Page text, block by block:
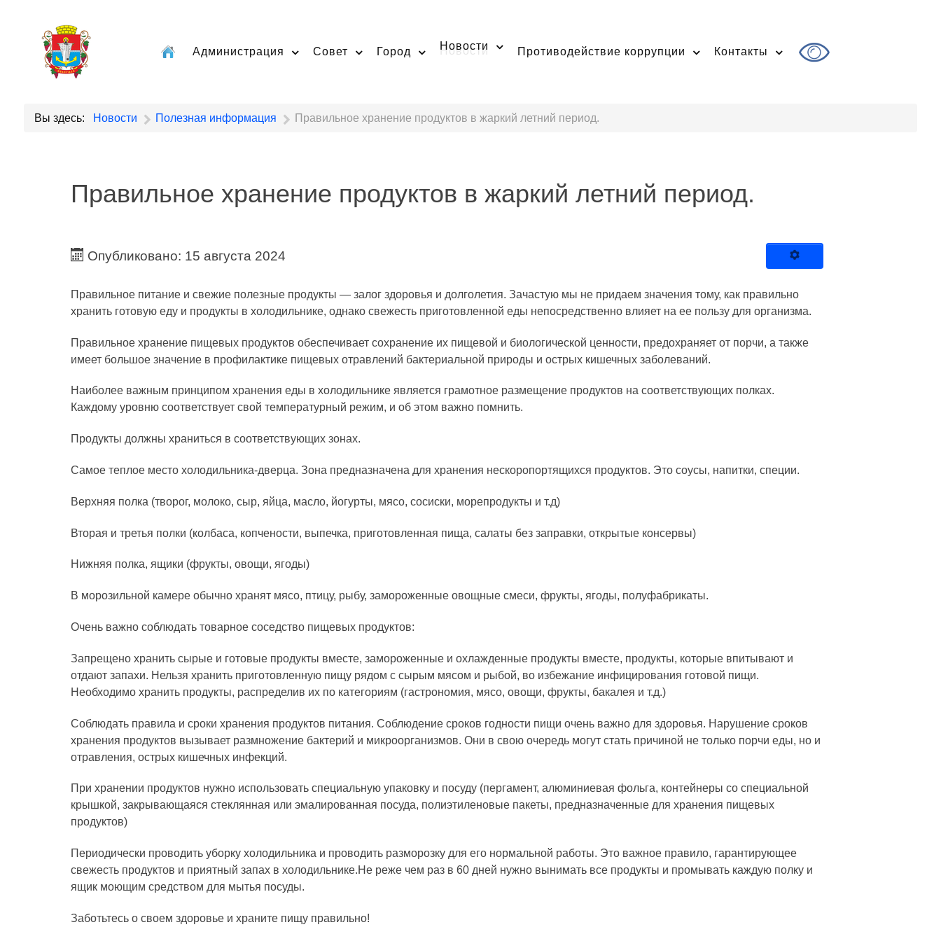
Администрация Совет Город Новости Противодействие коррупции Контакты
Вы здесь: Новости Полезная информация Правильное хранение продуктов в жаркий летний период.
Правильное хранение продуктов в жаркий летний период.
Опубликовано: 15 августа 2024
Правильное питание и свежие полезные продукты — залог здоровья и долголетия. Зачастую мы не придаем значения тому, как правильно
хранить готовую еду и продукты в холодильнике, однако свежесть приготовленной еды непосредственно влияет на ее пользу для организма.
Правильное хранение пищевых продуктов обеспечивает сохранение их пищевой и биологической ценности, предохраняет от порчи, а также
имеет большое значение в профилактике пищевых отравлений бактериальной природы и острых кишечных заболеваний.
Наиболее важным принципом хранения еды в холодильнике является грамотное размещение продуктов на соответствующих полках.
Каждому уровню соответствует свой температурный режим, и об этом важно помнить.
Продукты должны храниться в соответствующих зонах.
Самое теплое место холодильника-дверца. Зона предназначена для хранения нескоропортящихся продуктов. Это соусы, напитки, специи.
Верхняя полка (творог, молоко, сыр, яйца, масло, йогурты, мясо, сосиски, морепродукты и т.д)
Вторая и третья полки (колбаса, копчености, выпечка, приготовленная пища, салаты без заправки, открытые консервы)
Нижняя полка, ящики (фрукты, овощи, ягоды)
В морозильной камере обычно хранят мясо, птицу, рыбу, замороженные овощные смеси, фрукты, ягоды, полуфабрикаты.
Очень важно соблюдать товарное соседство пищевых продуктов:
Запрещено хранить сырые и готовые продукты вместе, замороженные и охлажденные продукты вместе, продукты, которые впитывают и
отдают запахи. Нельзя хранить приготовленную пищу рядом с сырым мясом и рыбой, во избежание инфицирования готовой пищи.
Необходимо хранить продукты, распределив их по категориям (гастрономия, мясо, овощи, фрукты, бакалея и т.д.)
Соблюдать правила и сроки хранения продуктов питания. Соблюдение сроков годности пищи очень важно для здоровья. Нарушение сроков
хранения продуктов вызывает размножение бактерий и микроорганизмов. Они в свою очередь могут стать причиной не только порчи еды, но и
отравления, острых кишечных инфекций.
При хранении продуктов нужно использовать специальную упаковку и посуду (пергамент, алюминиевая фольга, контейнеры со специальной
крышкой, закрывающаяся стеклянная или эмалированная посуда, полиэтиленовые пакеты, предназначенные для хранения пищевых
продуктов)
Периодически проводить уборку холодильника и проводить разморозку для его нормальной работы. Это важное правило, гарантирующее
свежесть продуктов и приятный запах в холодильнике.Не реже чем раз в 60 дней нужно вынимать все продукты и промывать каждую полку и
ящик моющим средством для мытья посуды.
Заботьтесь о своем здоровье и храните пищу правильно!